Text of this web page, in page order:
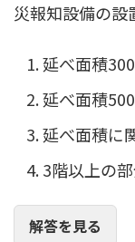
災報知設備の設
延べ面積
延べ面積
延べ面積に
3階以上の
解答を見る